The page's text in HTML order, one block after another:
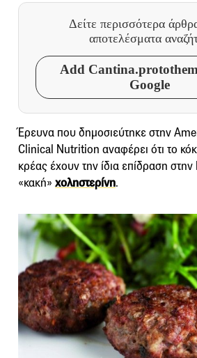
Δείτε περισσότερα
αποτελέσματα
Add
Google
Έρευνα που δημοσιεύτηκε στην
Clinical Nutrition αναφέρει ότι το
κρέας έχουν την ίδια επίδραση
«κακή» χοληστερίνη.